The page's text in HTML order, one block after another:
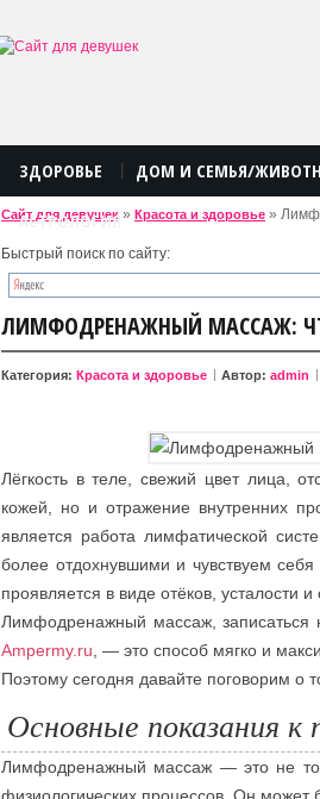
ЗДОРОВЬЕ ДОМ И СЕМЬЯ/
АСТРОЛОГИЯ
Сайт для девушек » Красота и здоровье »
Быстрый поиск по сайту:
ЛИМФОДРЕНАЖНЫЙ МАССАЖ:
Категория: Красота и здоровье Автор: admin
Лёгкость в теле, свежий цвет лица,
кожей, но и отражение внутренних
является работа лимфатической
более отдохнувшими и чувствуем
проявляется в виде отёков, усталости
Лимфодренажный массаж, записаться
Ampermy.ru , — это способ мягко и
Поэтому сегодня давайте поговорим о
Основные показания к
Лимфодренажный массаж — это не